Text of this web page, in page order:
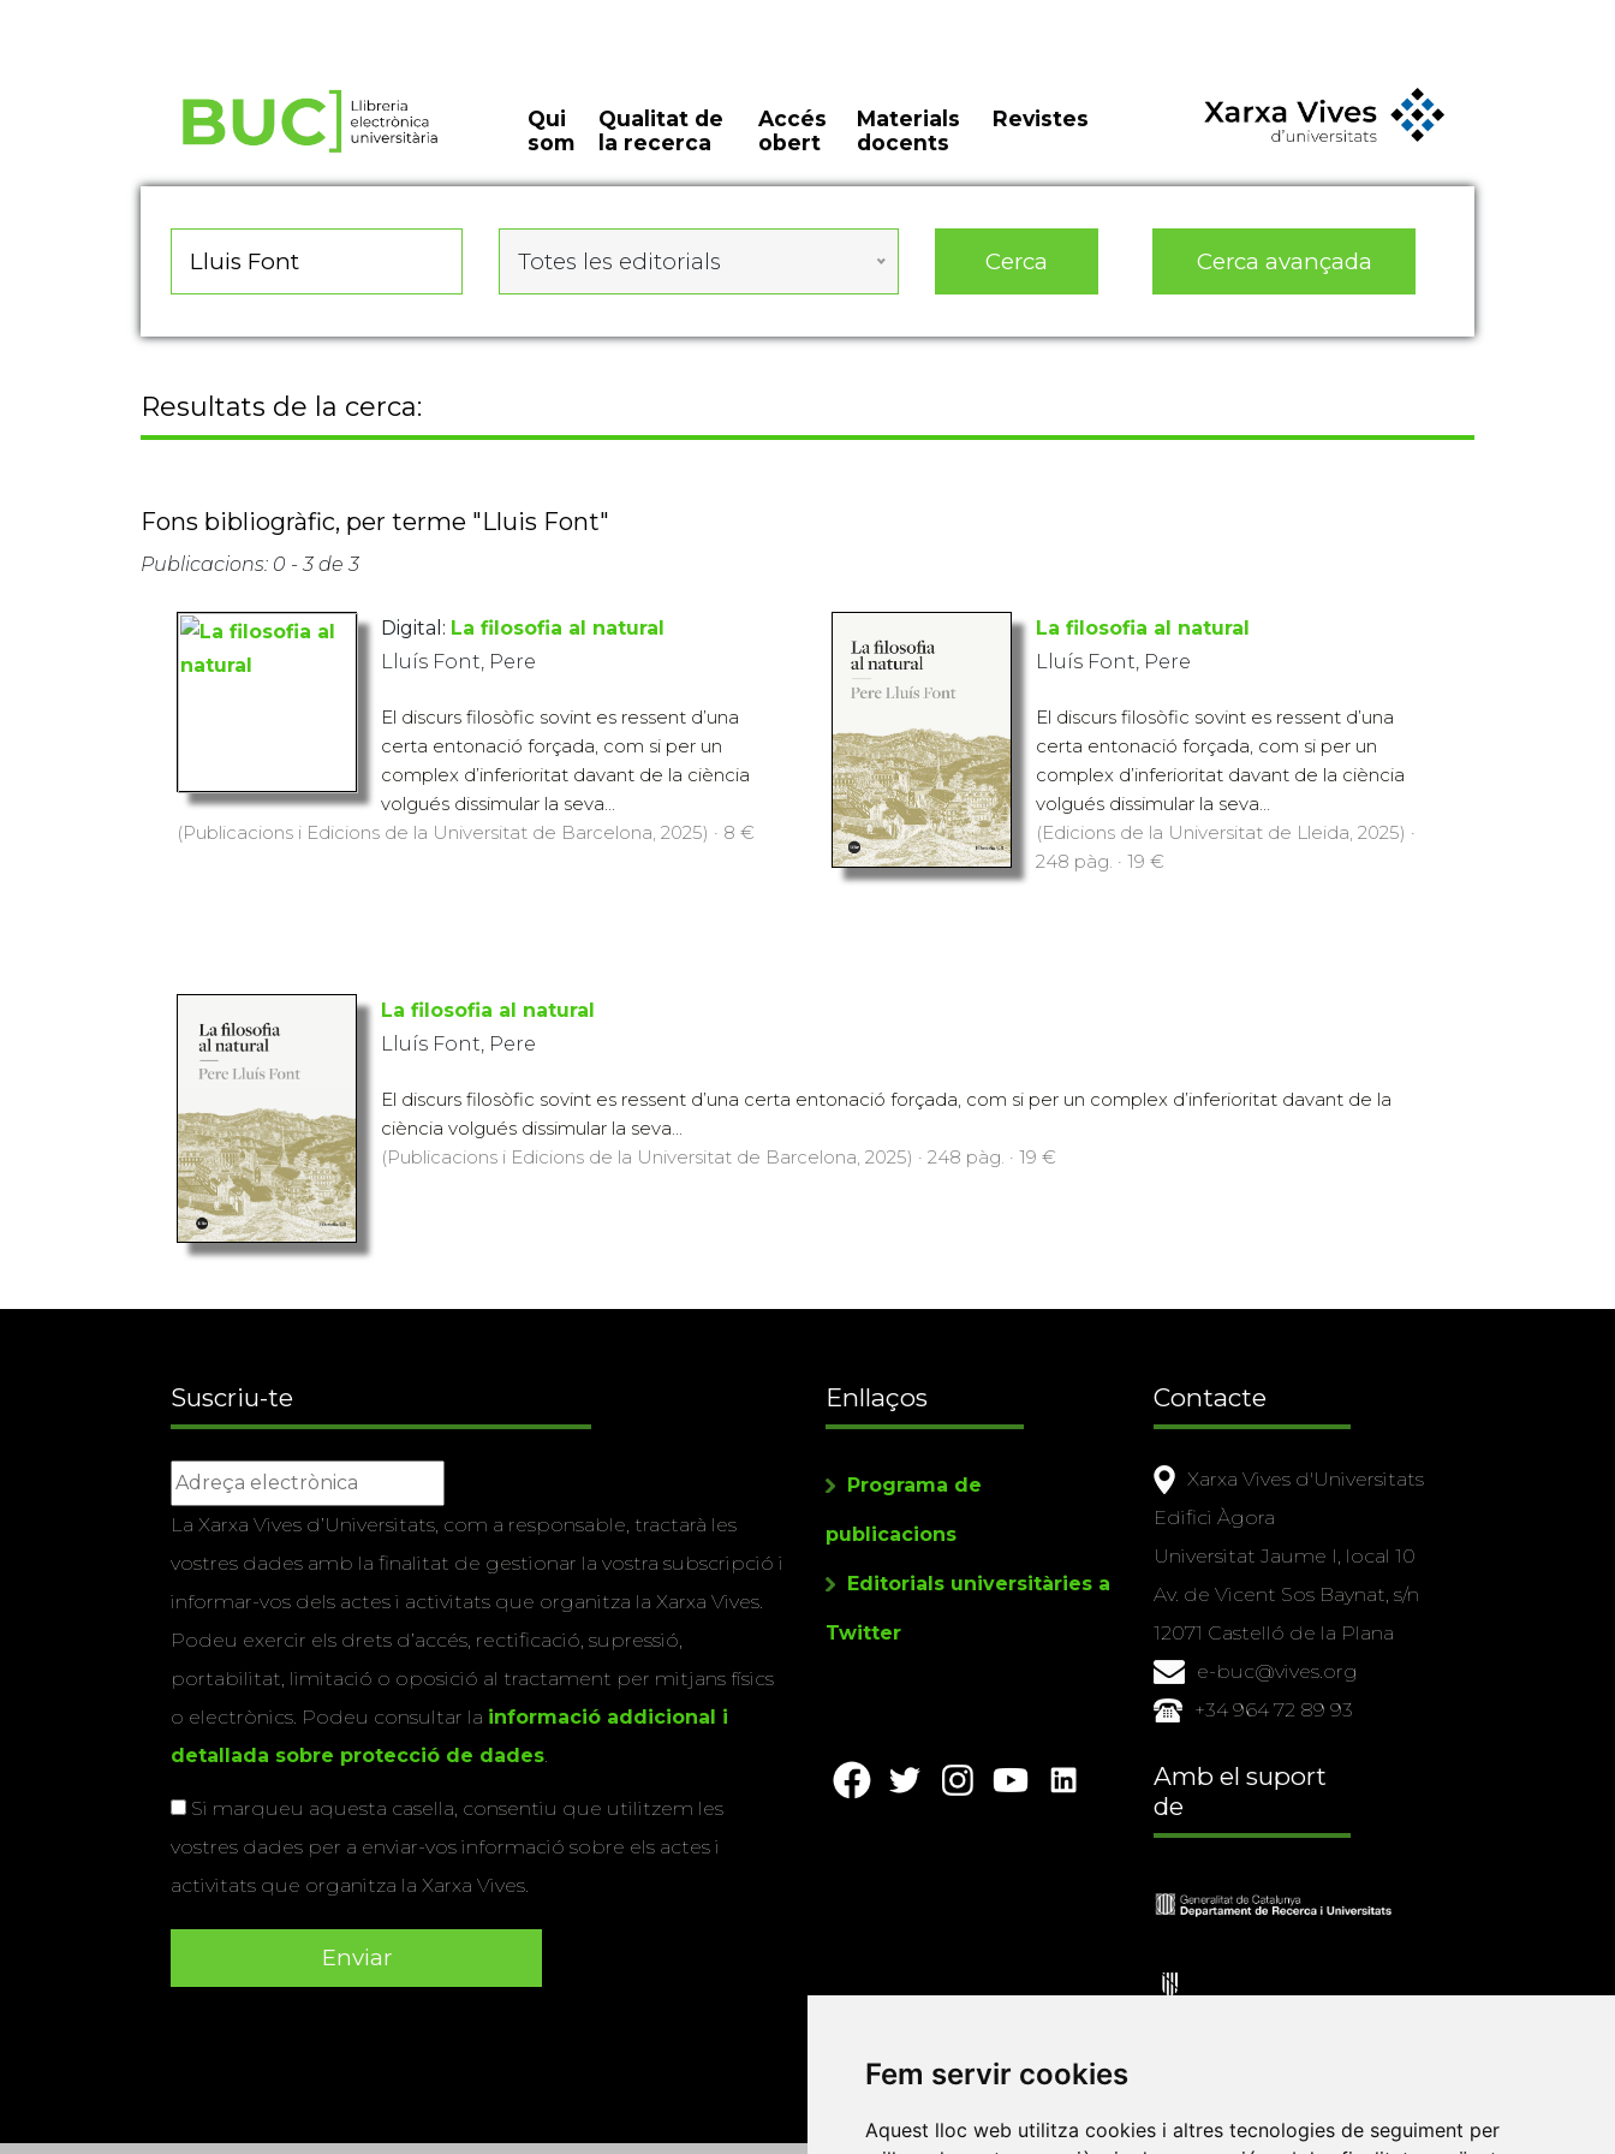
Fem servir cookies
Aquest lloc web utilitza cookies i altres tecnologies de seguiment per
Qui
som
Qualitat de
la recerca
Accés
obert
Materials
docents
Revistes
Totes les editorials Cerca Cerca avançada
Resultats de la cerca:
Fons bibliogràfic, per terme "Lluis Font"
Publicacions: 0 - 3 de 3
Digital: La filosofia al natural
Lluís Font, Pere
El discurs filosòfic sovint es ressent d’una
certa entonació forçada, com si per un
complex d’inferioritat davant de la ciència
volgués dissimular la seva...
(Publicacions i Edicions de la Universitat de Barcelona, 2025) · 8 €
La filosofia al natural
Lluís Font, Pere
El discurs filosòfic sovint es ressent d’una
certa entonació forçada, com si per un
complex d’inferioritat davant de la ciència
volgués dissimular la seva...
(Edicions de la Universitat de Lleida, 2025) ·
248 pàg. · 19 €
La filosofia al natural
Lluís Font, Pere
El discurs filosòfic sovint es ressent d’una certa entonació forçada, com si per un complex d’inferioritat davant de la
ciència volgués dissimular la seva...
(Publicacions i Edicions de la Universitat de Barcelona, 2025) · 248 pàg. · 19 €
Suscriu-te
La Xarxa Vives d’Universitats, com a responsable, tractarà les
vostres dades amb la finalitat de gestionar la vostra subscripció i
informar-vos dels actes i activitats que organitza la Xarxa Vives.
Podeu exercir els drets d’accés, rectificació, supressió,
portabilitat, limitació o oposició al tractament per mitjans físics
o electrònics. Podeu consultar la informació addicional i
detallada sobre protecció de dades
Si marqueu aquesta casella, consentiu que utilitzem les
vostres dades per a enviar-vos informació sobre els actes i
activitats que organitza la Xarxa Vives.
Enllaços
Programa de
publicacions
Editorials universitàries a
Twitter
Contacte
Xarxa Vives d'Universitats
Edifici Àgora
Universitat Jaume I, local 10
Av. de Vicent Sos Baynat, s/n
12071 Castelló de la Plana
e-buc@vives.org
+34 964 72 89 93
Amb el suport
de